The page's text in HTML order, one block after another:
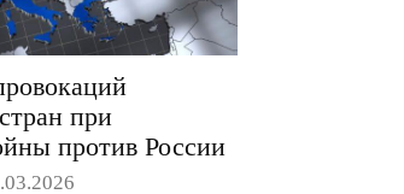
при
против России